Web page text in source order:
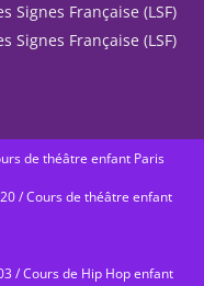
Signes Française (LSF)
Signes Française (LSF)
de théâtre enfant Paris
/Cours de théâtre enfant
/Cours de Hip Hop enfant